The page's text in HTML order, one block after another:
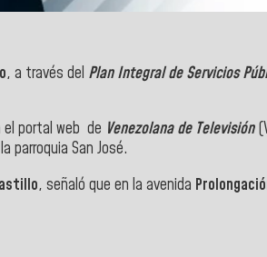
, a través del Plan Integral de Servicios
el portal web de Venezolana de Televisión
parroquia San José.
, señaló que en la avenida